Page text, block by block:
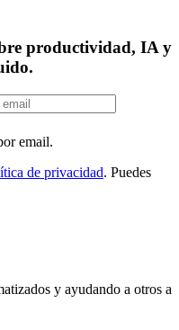
productividad, IA y
email.
de privacidad. Puedes
y ayudando a otros a